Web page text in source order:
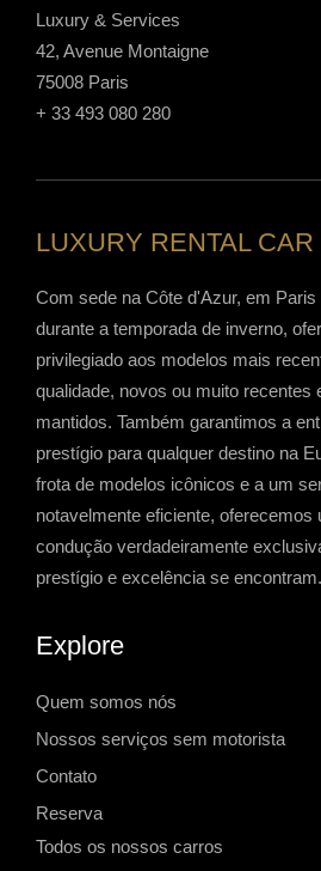
Luxury & Services
42, Avenue Montaigne
75008 Paris
+ 33 493 080 280
LUXURY RENTAL CAR
Com sede na Côte d'Azur, em
durante a temporada de inverno,
privilegiado aos modelos mais
qualidade, novos ou muito recentes
mantidos. Também garantimos a
prestígio para qualquer destino na
frota de modelos icônicos e a um
notavelmente eficiente, oferecemos
condução verdadeiramente
prestígio e excelência se encontram.
Explore
Quem somos nós
Nossos serviços sem motorista
Contato
Reserva
Todos os nossos carros